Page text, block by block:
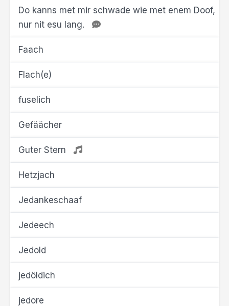
Do kanns met mir schwade wie met enem Doof,
nur nit esu lang.
Faach
Flach(e)
fuselich
Gefäächer
Guter Stern
Hetzjach
Jedankeschaaf
Jedeech
Jedold
jedöldich
jedore